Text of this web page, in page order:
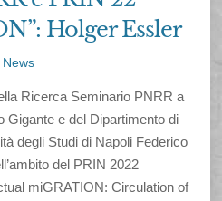
Holger Essler
News
Ricerca Seminario PNRR a
Gigante e del Dipartimento di
degli Studi di Napoli Federico
del PRIN 2022
miGRATION: Circulation of